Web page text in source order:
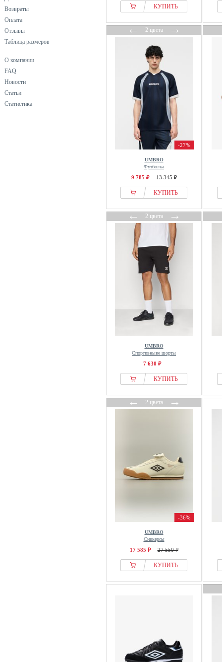
Возвраты
Оплата
Отзывы
Таблица размеров
О компании
FAQ
Новости
Статьи
Статистика
КУПИТЬ
←2 цвета→
-27%
UMBRO
Футболка
9 785 ₽ 13 345 ₽
КУПИТЬ
←2 цвета→
UMBRO
Спортивныве шорты
7 630 ₽
КУПИТЬ
←2 цвета→
-36%
UMBRO
Сникерсы
17 585 ₽ 27 550 ₽
КУПИТЬ